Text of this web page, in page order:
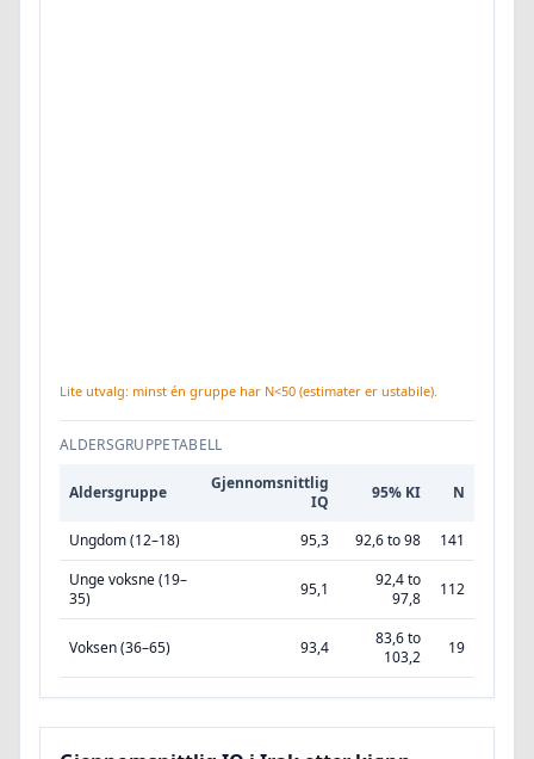
Lite utvalg: minst én gruppe har N<50 (estimater er ustabile).
ALDERSGRUPPETABELL
Aldersgruppe
Gjennomsnittlig
IQ
95% KI N
Ungdom (12–18) 95,3 92,6 to 98
141
Unge voksne (19–
35)
95,1
92,4 to
97,8
112
Voksen (36–65) 93,4
83,6 to
103,2
19